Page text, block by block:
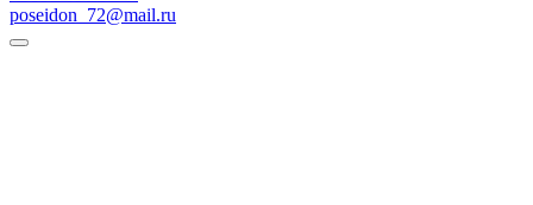
poseidon_72@mail.ru